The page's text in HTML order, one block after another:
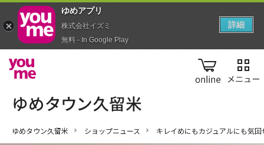
online
ゆめタウン久留米 ショップニュース キレイめにもカジュアルにも気
ゆめアプ‪リ‬
株式会社イズミ
無料 - In Google Play
詳細